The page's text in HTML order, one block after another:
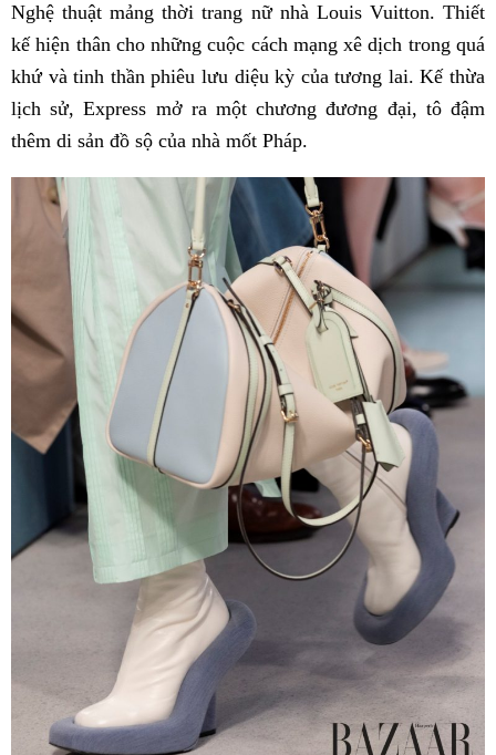
Nghệ thuật mảng thời trang nữ nhà Louis Vuitton. Thiết
kế hiện thân cho những cuộc cách mạng xê dịch trong quá
khứ và tinh thần phiêu lưu diệu kỳ của tương lai. Kế thừa
lịch sử, Express mở ra một chương đương đại, tô đậm
thêm di sản đồ sộ của nhà mốt Pháp.